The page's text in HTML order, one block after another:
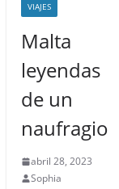
VIAJES
Malta
leyendas
de un
naufragio
abril 28, 2023
Sophia